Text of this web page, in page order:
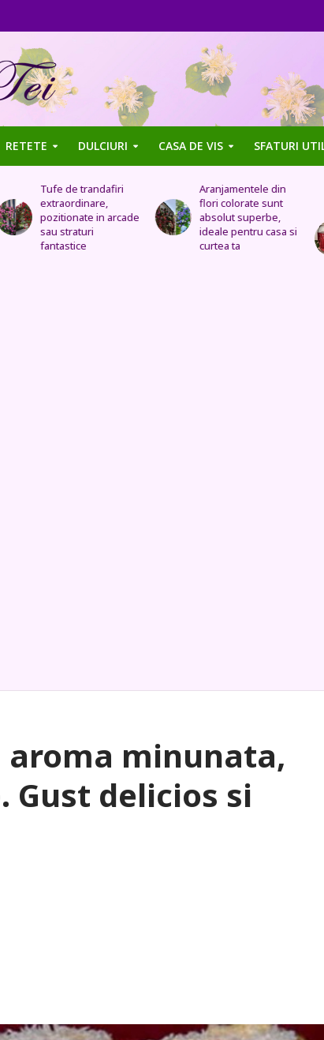
RETETE DULCIURI CASA DE VIS SFATURI
Aranjamentele din
flori colorate sunt
absolut superbe,
ideale pentru casa si
curtea ta
Uleiul de trandafir
tratează stomacul,
bolile organelor
genitale feminine,
insomnia, durerile de
aroma minunata,
Gust delicios si